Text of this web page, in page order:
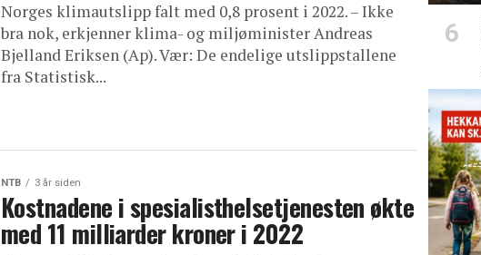
Norges klimautslipp falt med 0,8 prosent i 2022. – Ikke
bra nok, erkjenner klima- og miljøminister Andreas
Bjelland Eriksen (Ap). Vær: De endelige utslippstallene
fra Statistisk...
NTB 3 år siden
Kostnadene i spesialisthelsetjenesten økte
med 11 milliarder kroner i 2022